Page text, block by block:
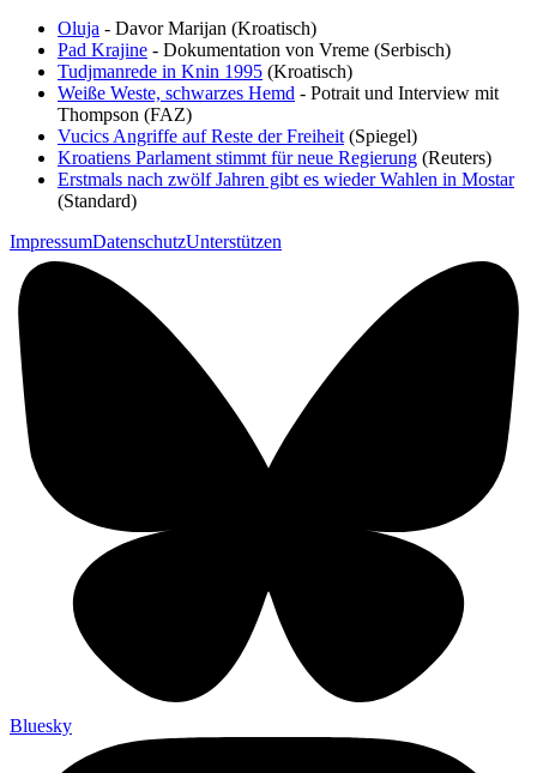
Oluja - Davor Marijan (Kroatisch)
Pad Krajine - Dokumentation von Vreme (Serbisch)
Tudjmanrede in Knin 1995 (Kroatisch)
Weiße Weste, schwarzes Hemd - Potrait und Interview mit
Thompson (FAZ)
Vucics Angriffe auf Reste der Freiheit (Spiegel)
Kroatiens Parlament stimmt für neue Regierung (Reuters)
Erstmals nach zwölf Jahren gibt es wieder Wahlen in Mostar
(Standard)
ImpressumDatenschutzUnterstützen
Bluesky